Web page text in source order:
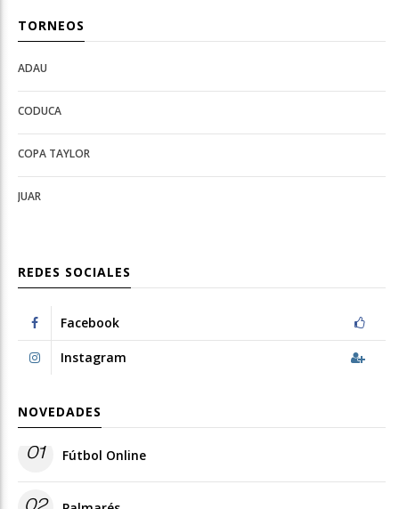
TORNEOS
Open
Deportes
configuration
options
Open
configuration
options
ADAU
CODUCA
COPA TAYLOR
JUAR
REDES SOCIALES
Facebook
Instagram
NOVEDADES
01 Fútbol Online